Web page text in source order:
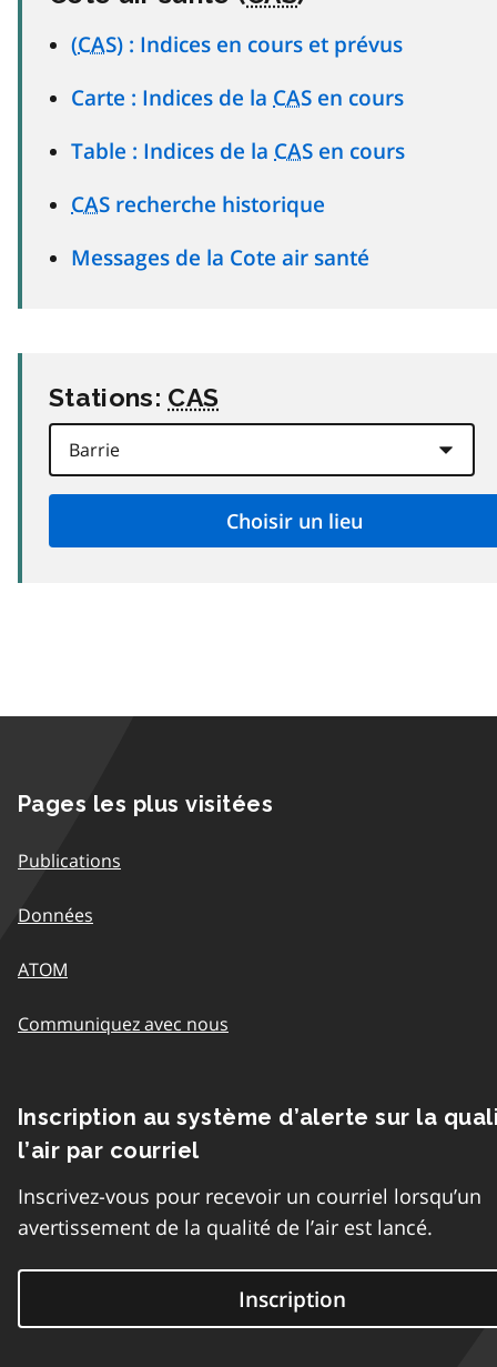
(CAS) : Indices en cours et prévus
Carte : Indices de la CAS en cours
Table : Indices de la CAS en cours
CAS recherche historique
Messages de la Cote air santé
Stations: CAS
Pages les plus visitées
Publications
Données
ATOM
Communiquez avec nous
Inscription au système d’alerte sur la
l’air par courriel
Inscrivez-vous pour recevoir un courriel lorsqu’un
avertissement de la qualité de l’air est lancé.
Inscription